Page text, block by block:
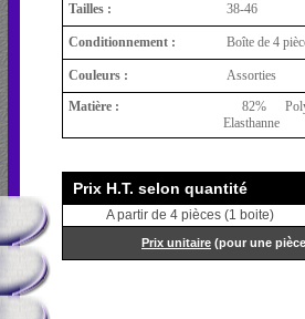
Tailles : 38-46
Conditionnement : Boîte de 4
Couleurs :
Assorties
Matière :
82%
Elasthanne
Prix H.T. selon quantité
A partir de 4 pièces (1 boite)
Prix unitaire (pour une